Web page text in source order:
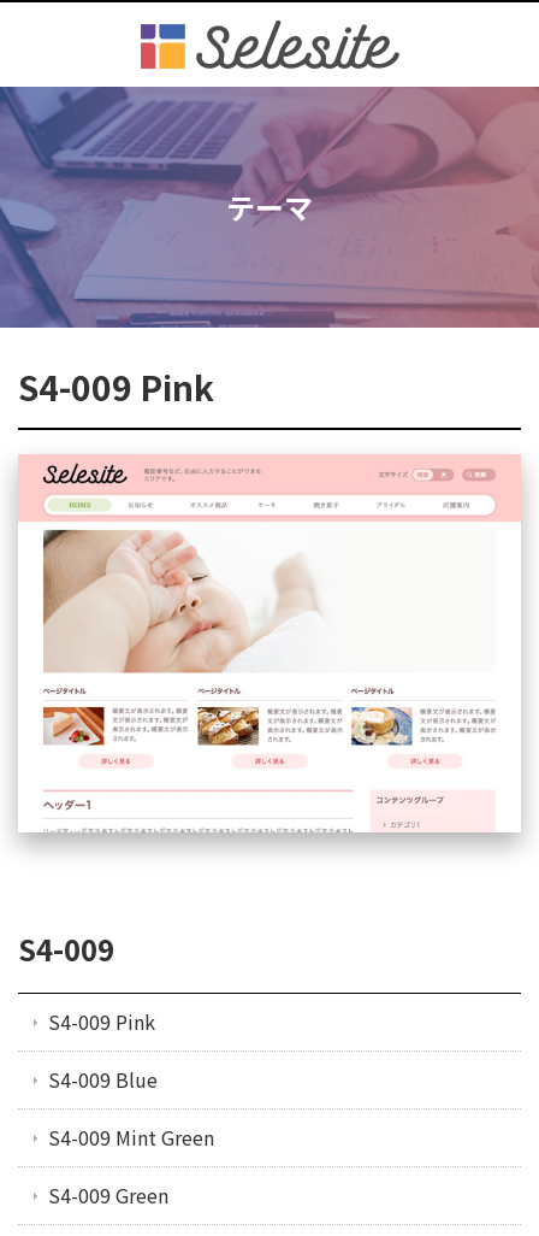
テーマ
S4-009 Pink
S4-009
S4-009 Pink
S4-009 Blue
S4-009 Mint Green
S4-009 Green